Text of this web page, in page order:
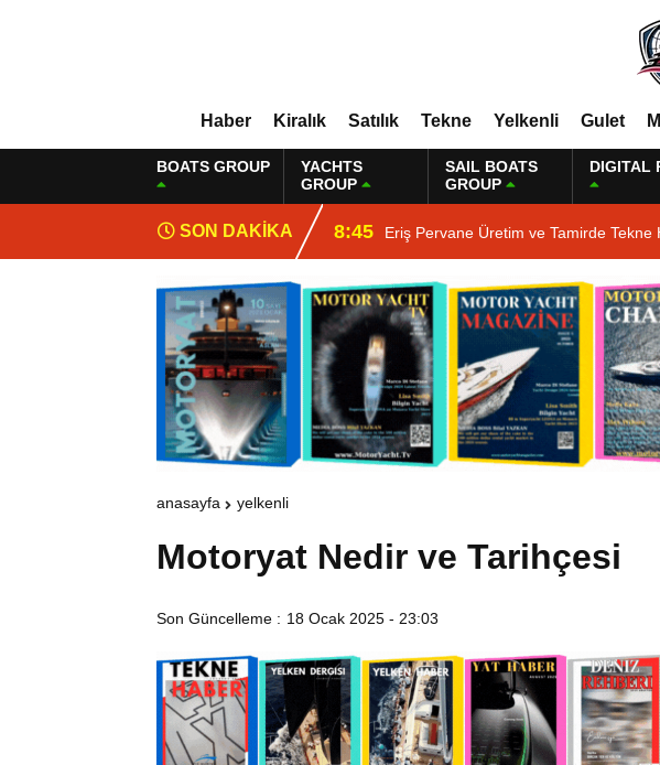
Haber Kiralık Satılık Tekne Yelkenli Gulet
BOATS GROUP
YACHTS
GROUP
SAIL BOATS
GROUP
DIGITAL
SON DAKİKA 8:45 Eriş Pervane Üretim ve Tamirde Tekne
anasayfa yelkenli
Motoryat Nedir ve Tarihçesi
Son Güncelleme : 18 Ocak 2025 - 23:03